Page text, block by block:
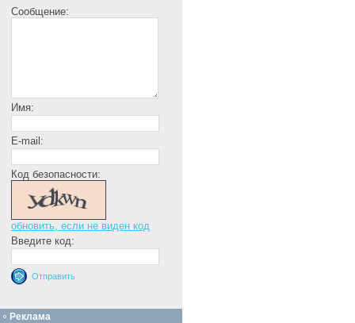
Сообщение:
Имя:
E-mail:
Код безопасности:
обновить, если не виден код
Введите код:
Реклама